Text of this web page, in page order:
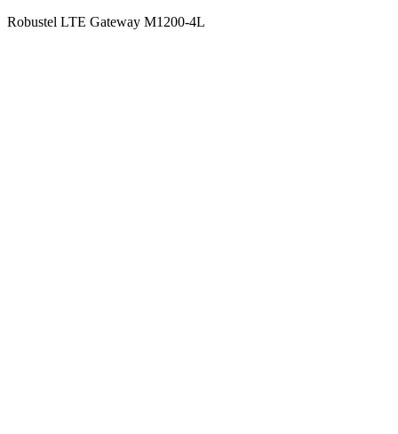
Robustel LTE Gateway M1200-4L